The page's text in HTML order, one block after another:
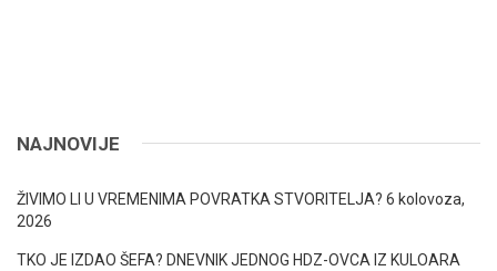
NAJNOVIJE
ŽIVIMO LI U VREMENIMA POVRATKA STVORITELJA? 6 kolovoza,
2026
TKO JE IZDAO ŠEFA? DNEVNIK JEDNOG HDZ-OVCA IZ KULOARA